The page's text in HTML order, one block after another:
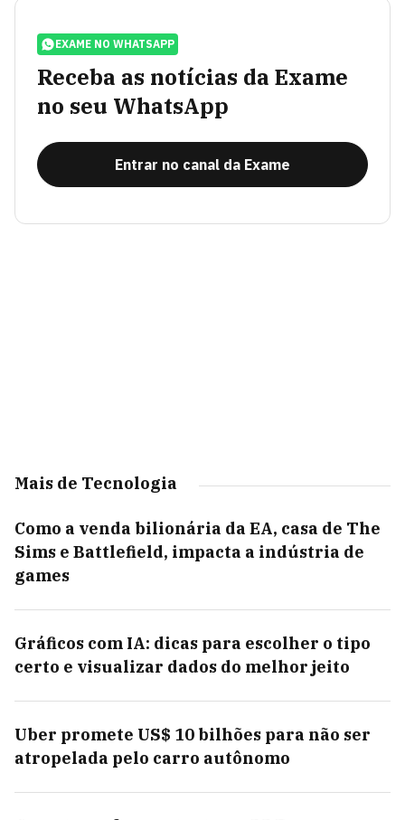
EXAME NO WHATSAPP
Receba as notícias da Exame
no seu WhatsApp
Entrar no canal da Exame
Mais de Tecnologia
Como a venda bilionária da EA, casa de The
Sims e Battlefield, impacta a indústria de
games
Gráficos com IA: dicas para escolher o tipo
certo e visualizar dados do melhor jeito
Uber promete US$ 10 bilhões para não ser
atropelada pelo carro autônomo